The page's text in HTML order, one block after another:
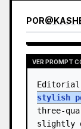
POR@
VER PROMPT
stylish
three-
slightly